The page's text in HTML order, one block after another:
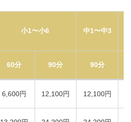
小1〜小6 中1〜中3
60分 90分 90分
6,600円 12,100円 12,100円